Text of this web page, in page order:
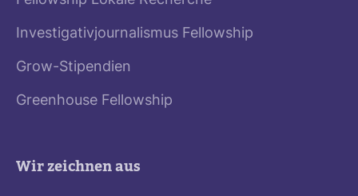
Investigativjournalismus Fellowship
Grow-Stipendien
Greenhouse Fellowship
Wir zeichnen aus